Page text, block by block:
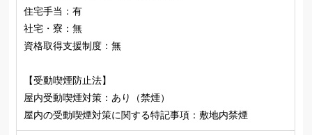
住宅手当：有
社宅・寮：無
資格取得支援制度：無
【受動喫煙防止法】
屋内受動喫煙対策：あり（禁煙）
屋内の受動喫煙対策に関する特記事項：敷地内禁煙